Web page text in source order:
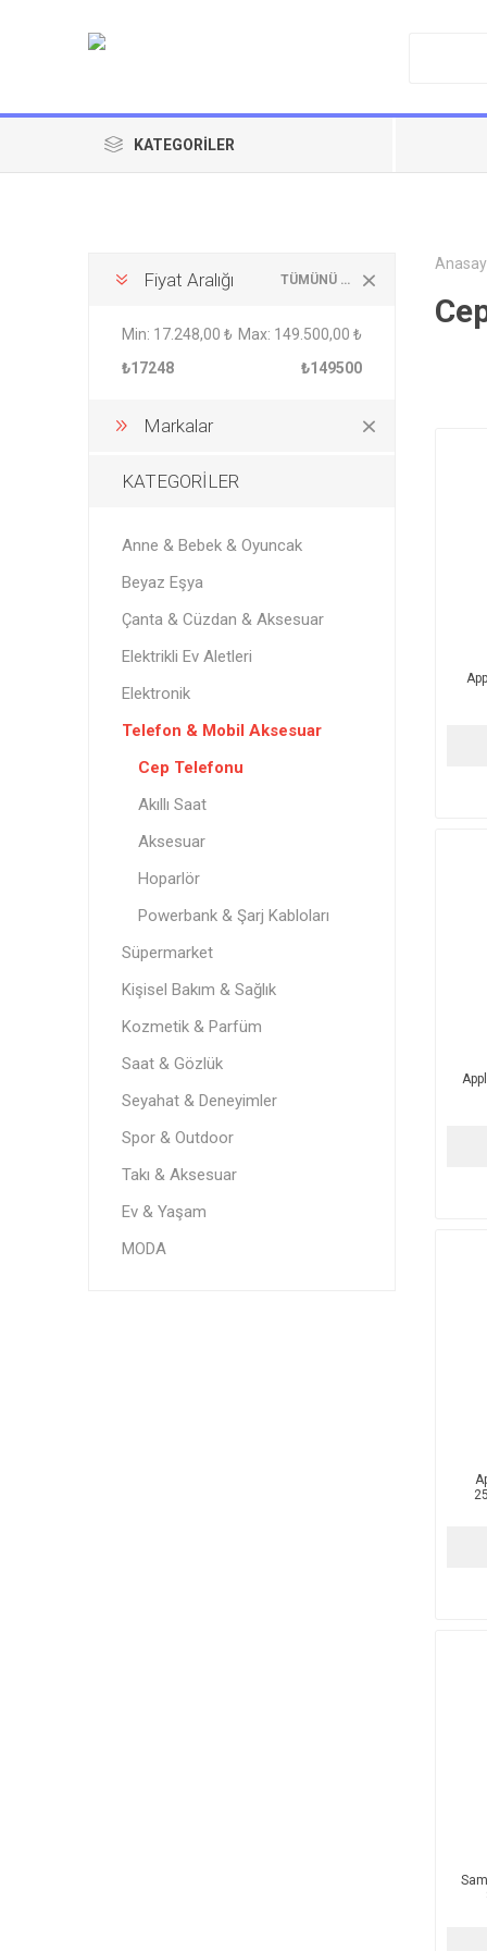
KATEGORILER
TÜMÜNÜ TEMIZLE
Fiyat Aralığı
Min: 17.248,00 ₺ Max: 149.500,00 ₺
₺17248
₺149500
Markalar
KATEGORİLER
Anne & Bebek & Oyuncak
Beyaz Eşya
Çanta & Cüzdan & Aksesuar
Elektrikli Ev Aletleri
Elektronik
Telefon & Mobil Aksesuar
Cep Telefonu
Akıllı Saat
Aksesuar
Hoparlör
Powerbank & Şarj Kabloları
Süpermarket
Kişisel Bakım & Sağlık
Kozmetik & Parfüm
Saat & Gözlük
Seyahat & Deneyimler
Spor & Outdoor
Takı & Aksesuar
Ev & Yaşam
MODA